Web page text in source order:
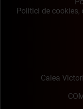
Politici de
Calea